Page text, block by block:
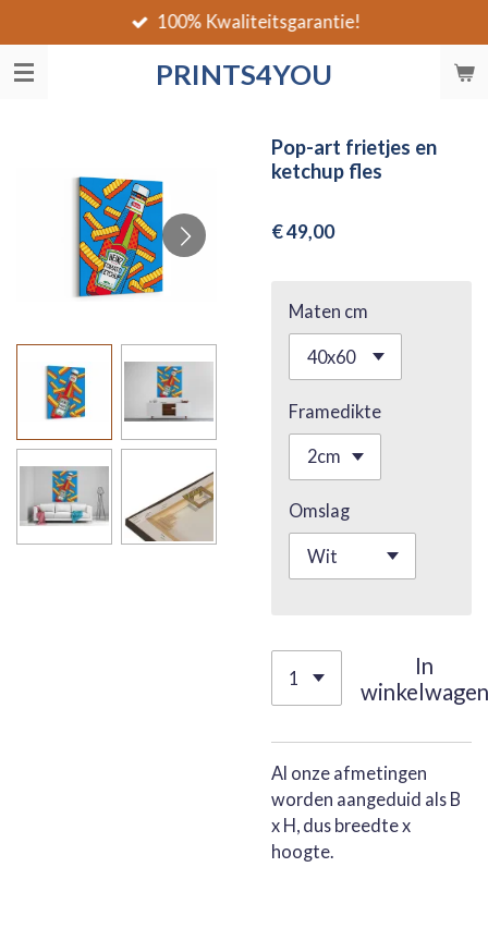
direct
naar
PRINTS4YOU
100% Kwaliteitsgarantie!
Pop-art frietjes en
ketchup fles
€ 49,00
Maten cm
Framedikte
Omslag
In
winkelwagen
Al onze afmetingen
worden aangeduid als B
x H, dus breedte x
hoogte.